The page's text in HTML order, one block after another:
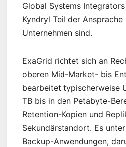
Global Systems
Kyndryl Teil der
Unternehmen sind.
ExaGrid richtet sich an
oberen Mid-Market- bis
bearbeitet typischerweise
TB bis in den Petabyte-
Retention-Kopien und
Sekundärstandort. Es
Backup-Anwendungen,